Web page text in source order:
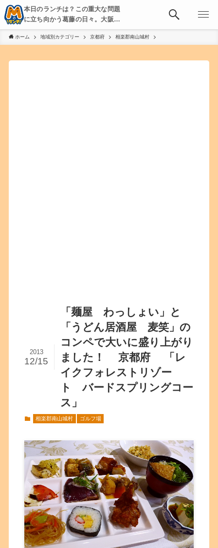
本日のランチは？この重大な問題
に立ち向かう葛藤の日々。大阪・
京都・神戸を中心とした食べ歩
き、飲み歩きを綴る。
ホーム 地域別カテゴリー 京都府 相楽郡南山城村
「麺屋 わっしょい」と
「うどん居酒屋 麦笑」の
コンペで大いに盛り上がり
ました！ 京都府 「レ
イクフォレストリゾー
ト バードスプリングコー
ス」
2013
12/15
相楽郡南山城村 ゴルフ場